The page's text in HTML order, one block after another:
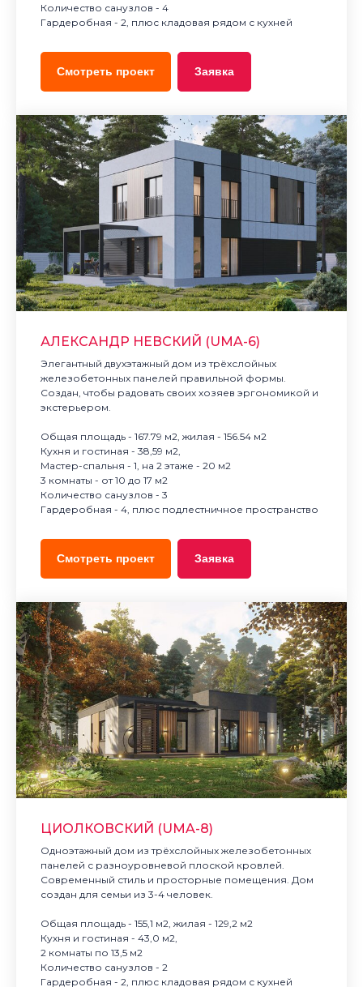
Количество санузлов - 4
Гардеробная - 2, плюс кладовая рядом с кухней
Смотреть проект Заявка
АЛЕКСАНДР НЕВСКИЙ (UMA-6)
Элегантный двухэтажный дом из трёхслойных
железобетонных панелей правильной формы.
Создан, чтобы радовать своих хозяев эргономикой и
экстерьером.
Общая площадь - 167.79 м2, жилая - 156.54 м2
Кухня и гостиная - 38,59 м2,
Мастер-спальня - 1, на 2 этаже - 20 м2
3 комнаты - от 10 до 17 м2
Количество санузлов - 3
Гардеробная - 4, плюс подлестничное пространство
Смотреть проект Заявка
ЦИОЛКОВСКИЙ (UMA-8)
Одноэтажный дом из трёхслойных железобетонных
панелей с разноуровневой плоской кровлей.
Современный стиль и просторные помещения. Дом
создан для семьи из 3-4 человек.
Общая площадь - 155,1 м2, жилая - 129,2 м2
Кухня и гостиная - 43,0 м2,
2 комнаты по 13,5 м2
Количество санузлов - 2
Гардеробная - 2, плюс кладовая рядом с кухней